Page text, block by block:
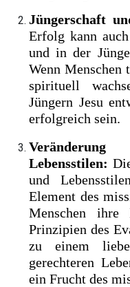
Jüngerschaft
Erfolg kann
und in der
Wenn
spirituell
Jüngern Jesu
erfolgreich sein.
Lebensstilen:
und
Element des
Menschen ihre
Prinzipien des
zu einem
gerechteren
ein Frucht des